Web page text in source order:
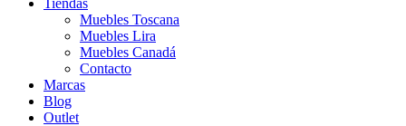
Muebles Toscana
Muebles Lira
Muebles Canadá
Contacto
Marcas
Blog
Outlet